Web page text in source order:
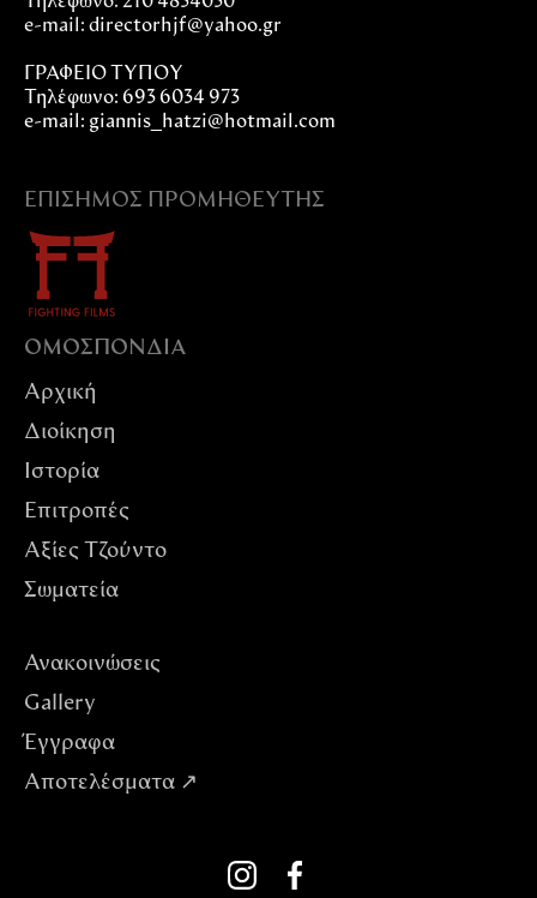
e-mail: directorhjf@yahoo.gr
ΓΡΑΦΕΙΟ ΤΥΠΟΥ
Τηλέφωνο: 693 6034 973
e-mail: giannis_hatzi@hotmail.com
ΕΠΊΣΗΜΟΣ ΠΡΟΜΗΘΕΥΤΉΣ
ΟΜΟΣΠΟΝΔIΑ
Αρχική
Διοίκηση
Ιστορία
Επιτροπές
Αξίες Tζούντο
Σωματεία
Ανακοινώσεις
Gallery
Έγγραφα
Αποτελέσματα ↗